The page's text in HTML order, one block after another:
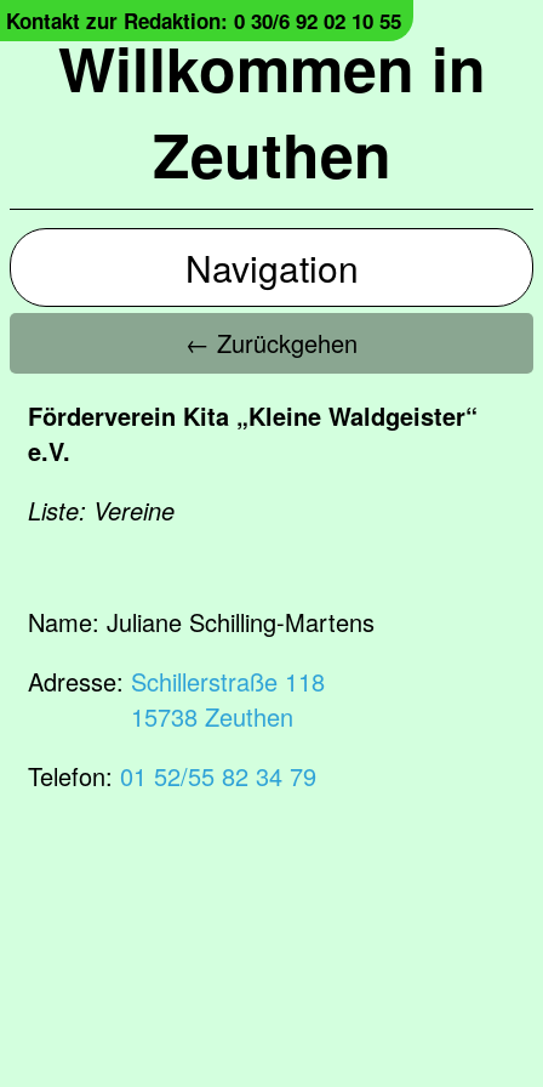
Willkommen in
Zeuthen
Kontakt zur Redaktion: 0 30/6 92 02 10 55
Navigation
← Zurückgehen
Förderverein Kita „Kleine Waldgeister“
e.V.
Liste: Vereine
Name: Juliane Schilling-Martens
Adresse: Schillerstraße 118
15738 Zeuthen
Telefon: 01 52/55 82 34 79